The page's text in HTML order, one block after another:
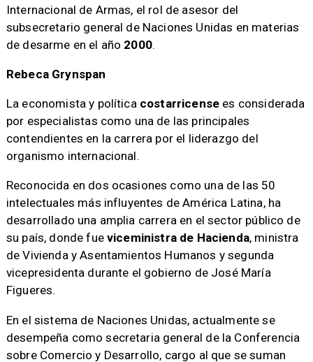
Internacional de Armas, el rol de asesor del
subsecretario general de Naciones Unidas en materias
de desarme en el año 2000.
Rebeca Grynspan
La economista y política costarricense es considerada
por especialistas como una de las principales
contendientes en la carrera por el liderazgo del
organismo internacional.
Reconocida en dos ocasiones como una de las 50
intelectuales más influyentes de América Latina, ha
desarrollado una amplia carrera en el sector público de
su país, donde fueviceministra de Hacienda, ministra
de Vivienda y Asentamientos Humanos y segunda
vicepresidenta durante el gobierno de José María
Figueres.
En el sistema de Naciones Unidas, actualmente se
desempeña como secretaria general de la Conferencia
sobre Comercio y Desarrollo, cargo al que se suman